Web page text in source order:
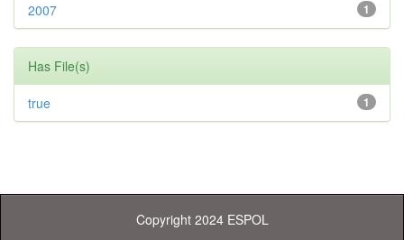
1
2007
Has File(s)
1
true
Copyright 2024 ESPOL